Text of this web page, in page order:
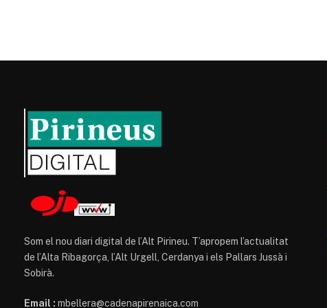
Som el nou diari digital de l’Alt Pirineu. T’apropem l’actualitat
de l’Alta Ribagorça, l’Alt Urgell, Cerdanya i els Pallars Jussà i
Sobirà.
Email : mbellera@cadenapirenaica.com